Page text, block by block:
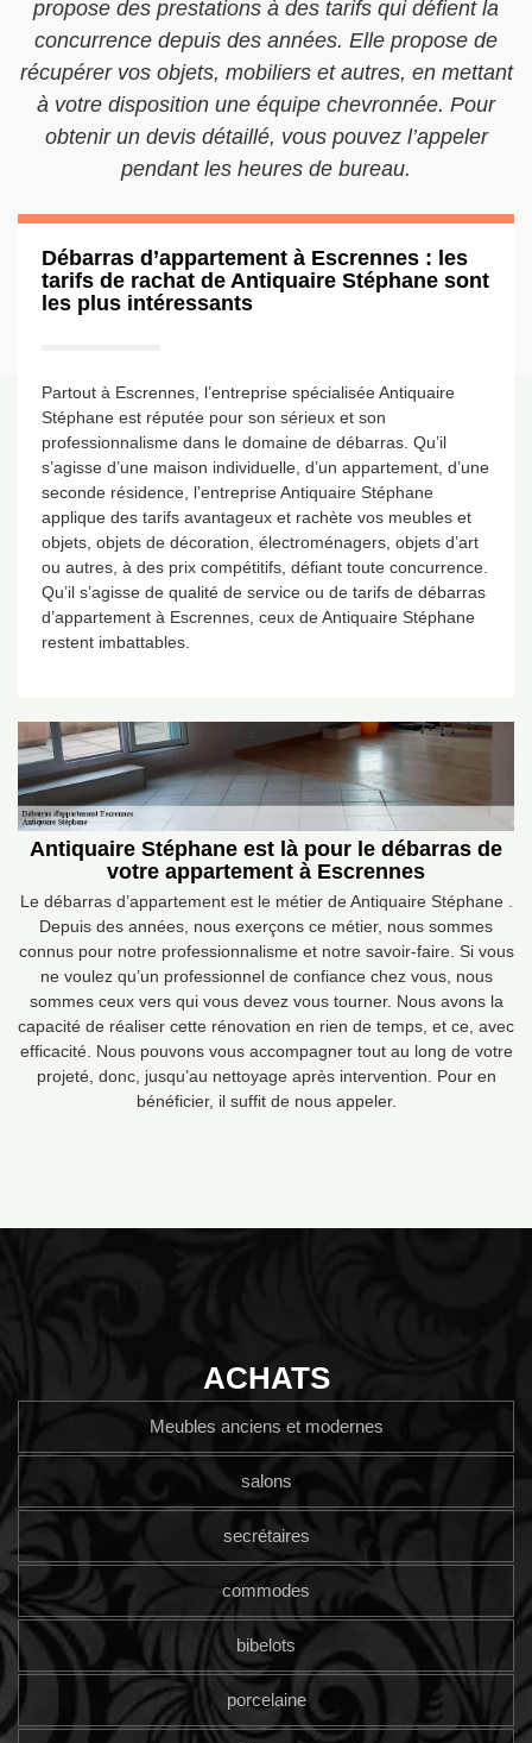
propose des prestations à des tarifs qui défient la
concurrence depuis des années. Elle propose de
récupérer vos objets, mobiliers et autres, en mettant
à votre disposition une équipe chevronnée. Pour
obtenir un devis détaillé, vous pouvez l’appeler
pendant les heures de bureau.
Débarras d’appartement à Escrennes : les
tarifs de rachat de Antiquaire Stéphane sont
les plus intéressants
Partout à Escrennes, l’entreprise spécialisée Antiquaire
Stéphane est réputée pour son sérieux et son
professionnalisme dans le domaine de débarras. Qu’il
s’agisse d’une maison individuelle, d’un appartement, d’une
seconde résidence, l’entreprise Antiquaire Stéphane
applique des tarifs avantageux et rachète vos meubles et
objets, objets de décoration, électroménagers, objets d’art
ou autres, à des prix compétitifs, défiant toute concurrence.
Qu’il s’agisse de qualité de service ou de tarifs de débarras
d’appartement à Escrennes, ceux de Antiquaire Stéphane
restent imbattables.
Antiquaire Stéphane est là pour le débarras de
votre appartement à Escrennes
Le débarras d’appartement est le métier de Antiquaire Stéphane .
Depuis des années, nous exerçons ce métier, nous sommes
connus pour notre professionnalisme et notre savoir-faire. Si vous
ne voulez qu’un professionnel de confiance chez vous, nous
sommes ceux vers qui vous devez vous tourner. Nous avons la
capacité de réaliser cette rénovation en rien de temps, et ce, avec
efficacité. Nous pouvons vous accompagner tout au long de votre
projeté, donc, jusqu’au nettoyage après intervention. Pour en
bénéficier, il suffit de nous appeler.
ACHATS
Meubles anciens et modernes
salons
secrétaires
commodes
bibelots
porcelaine